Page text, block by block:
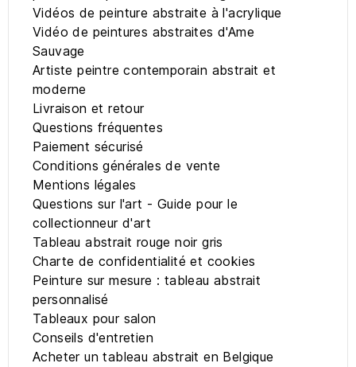
Vidéos de peinture abstraite à l'acrylique
Vidéo de peintures abstraites d'Ame
Sauvage
Artiste peintre contemporain abstrait et
moderne
Livraison et retour
Questions fréquentes
Paiement sécurisé
Conditions générales de vente
Mentions légales
Questions sur l'art - Guide pour le
collectionneur d'art
Tableau abstrait rouge noir gris
Charte de confidentialité et cookies
Peinture sur mesure : tableau abstrait
personnalisé
Tableaux pour salon
Conseils d'entretien
Acheter un tableau abstrait en Belgique